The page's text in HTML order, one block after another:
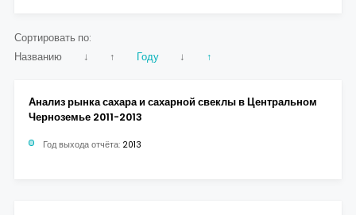
Сортировать по:
Названию
↓ ↑ Году ↓ ↑
Анализ рынка сахара и сахарной свеклы в Центральном
Черноземье 2011-2013
Год выхода отчёта: 2013